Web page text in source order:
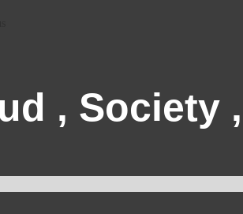
, Society